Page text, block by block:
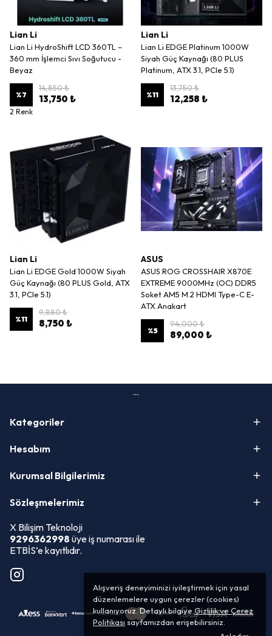
Alışveriş deneyiminizi iyileştirmek için yasal
düzenlemelere uygun çerezler (cookies)
kullanıyoruz. Detaylı bilgiye Gizlilik ve Çerez
Politikası sayfamızdan erişebilirsiniz.
Lian Li
Lian Li HydroShift LCD 360TL –
360 mm İşlemci Sıvı Soğutucu -
Beyaz
%7
14,850 ₺
13,750 ₺
2 Renk
Lian Li
Lian Li EDGE Platinum 1000W
Siyah Güç Kaynağı (80 PLUS
Platinum, ATX 3.1, PCIe 5.1)
%11
13,750 ₺
12,258 ₺
Lian Li
Lian Li EDGE Gold 1000W Siyah
Güç Kaynağı (80 PLUS Gold, ATX
3.1, PCIe 5.1)
%11
9,880 ₺
8,750 ₺
ASUS
ASUS ROG CROSSHAIR X870E
EXTREME 9000MHz (OC) DDR5
Soket AM5 M.2 HDMI Type-C E-
ATX Anakart
%5
94,000 ₺
89,000 ₺
Kategoriler
Hesabım
Kurumsal Bilgilerimiz
Sözleşmelerimiz
X Bilişim Teknoloji
9296362998 üye iş numarası ile
ETBİS’e kayıtlıdır.